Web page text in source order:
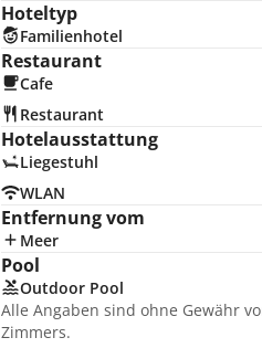
Hoteltyp
Familienhotel
Restaurant
Cafe
Restaurant
Hotelausstattung
Liegestuhl
WLAN
Entfernung vom
Meer
Pool
Outdoor Pool
Alle Angaben sind ohne Gewähr
Zimmers.